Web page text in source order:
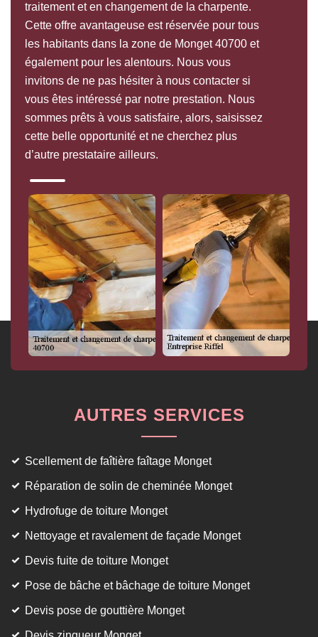
traitement et en changement de la charpente.
Cette offre avantageuse est réservée pour tous
les habitants dans la zone de Monget 40700 et
également pour les alentours. Nous vous
invitons de ne pas hésiter à nous contacter si
vous êtes intéressé par notre prestation. Nous
sommes prêts à vous satisfaire, alors, saisissez
cette belle opportunité et ne cherchez plus
d’autre prestataire ailleurs.
AUTRES SERVICES
Scellement de faîtière faîtage Monget
Réparation de solin de cheminée Monget
Hydrofuge de toiture Monget
Nettoyage et ravalement de façade Monget
Devis fuite de toiture Monget
Pose de bâche et bâchage de toiture Monget
Devis pose de gouttière Monget